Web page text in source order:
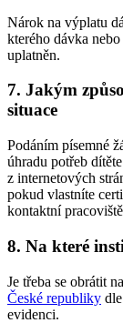
Nárok na výplatu
kterého dávka
uplatněn.
7. Jakým
situace
Podáním písemné
úhradu potřeb
z internetových
pokud vlastníte
kontaktní
8. Na které
Je třeba se obrátit
České republiky
evidenci.